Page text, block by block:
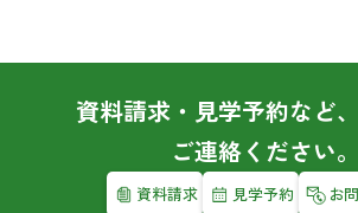
資料請求・見学予約など
ご連絡ください。
資料請求 見学予約 お